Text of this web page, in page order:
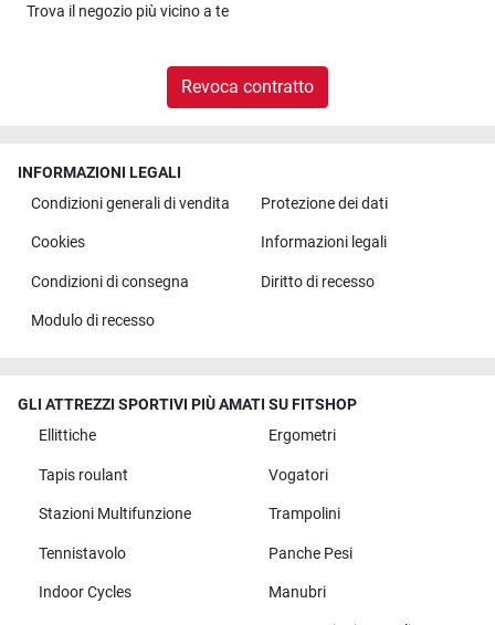
Trova il negozio più vicino a te
Revoca contratto
INFORMAZIONI LEGALI
Condizioni generali di vendita
Protezione dei dati
Cookies Informazioni legali
Condizioni di consegna Diritto di recesso
Modulo di recesso
GLI ATTREZZI SPORTIVI PIÙ AMATI SU FITSHOP
Ellittiche
Ergometri
Tapis roulant Vogatori
Stazioni Multifunzione Trampolini
Tennistavolo Panche Pesi
Indoor Cycles Manubri